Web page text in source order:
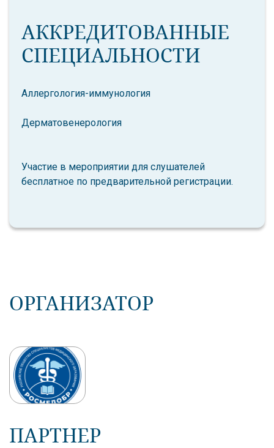
АККРЕДИТОВАННЫЕ
СПЕЦИАЛЬНОСТИ
Аллергология-иммунология
Дерматовенерология
Участие в мероприятии для слушателей
бесплатное по предварительной регистрации.
ОРГАНИЗАТОР
ПАРТНЕР